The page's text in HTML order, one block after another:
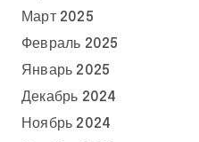
Март 2025
Февраль 2025
Январь 2025
Декабрь 2024
Ноябрь 2024